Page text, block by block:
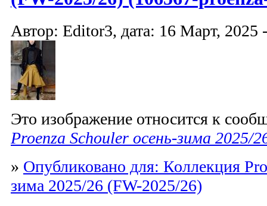
Автор: Editor3, дата: 16 Март, 2025
Это изображение относится к
Proenza Schouler осень-зима 2025/
» Опубликовано для: Коллекция
зима 2025/26 (FW-2025/26)